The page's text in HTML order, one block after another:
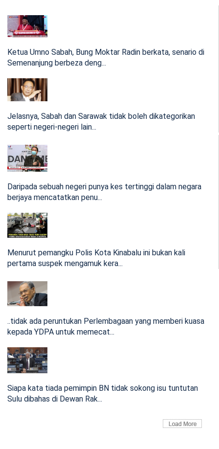
Tidak ada perdana menteri interim dalam
perlembagaan – Tun Abdul Hamid
..tidak ada peruntukan Perlembagaan yang memberi kuasa
kepada YDPA unt...
[VIDEO] Pemandu teksi KKIA Taiko 'Kaki Gaduh'
terima rawatan darah tinggi di hospital
pertama suspek men...
11:07 Jul 21, 2021
(VIDEO) Tangani Covid-19, negeri lain perlu belajar
dari Sabah- KP Kesihatan
berjaya mencat...
13:05 May 09, 2021
kembali semula
Jelasnya, Sabah dan Sarawak tidak boleh dikategorikan
07:04 Apr 09, 2021
Ketua Umno Sabah, Bung Moktar Radin berkata, senario di
Semenanjung berbeza deng...
Jelasnya, Sabah dan Sarawak tidak boleh dikategorikan
seperti negeri-negeri lain...
Daripada sebuah negeri punya kes tertinggi dalam negara
berjaya mencatatkan penu...
Menurut pemangku Polis Kota Kinabalu ini bukan kali
pertama suspek mengamuk kera...
..tidak ada peruntukan Perlembagaan yang memberi kuasa
kepada YDPA untuk memecat...
Siapa kata tiada pemimpin BN tidak sokong isu tuntutan
Sulu dibahas di Dewan Rak...